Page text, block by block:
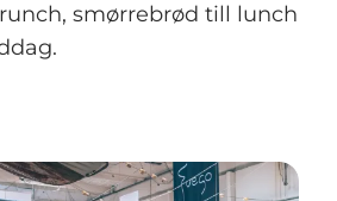
smørrebrød till lunch